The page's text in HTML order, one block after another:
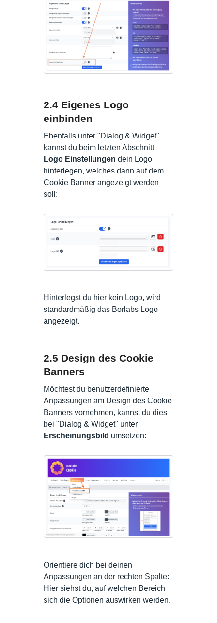
2.4 Eigenes Logo
einbinden
Ebenfalls unter "Dialog & Widget"
kannst du beim letzten Abschnitt
Logo Einstellungen dein Logo
hinterlegen, welches dann auf dem
Cookie Banner angezeigt werden
soll:
Hinterlegst du hier kein Logo, wird
standardmäßig das Borlabs Logo
angezeigt.
2.5 Design des Cookie
Banners
Möchtest du benutzerdefinierte
Anpassungen am Design des Cookie
Banners vornehmen, kannst du dies
bei "Dialog & Widget" unter
Erscheinungsbild umsetzen:
Orientiere dich bei deinen
Anpassungen an der rechten Spalte:
Hier siehst du, auf welchen Bereich
sich die Optionen auswirken werden.